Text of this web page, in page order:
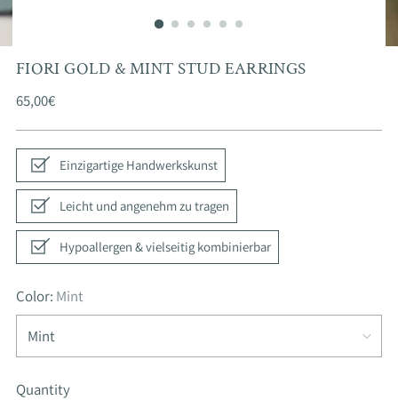
FIORI GOLD & MINT STUD EARRINGS
Regular
65,00€
Einzigartige Handwerkskunst
Leicht und angenehm zu tragen
Hypoallergen & vielseitig kombinierbar
Color: Mint
Quantity